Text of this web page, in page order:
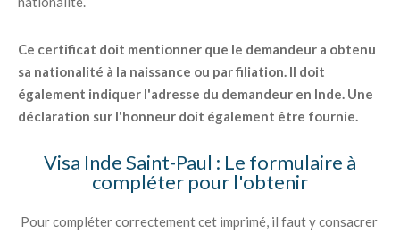
Ce certificat doit mentionner que le demandeur a obtenu
sa nationalité à la naissance ou par filiation. Il doit
également indiquer l'adresse du demandeur en Inde. Une
déclaration sur l'honneur doit également être fournie.
Visa Inde Saint-Paul : Le formulaire à
compléter pour l'obtenir
Pour compléter correctement cet imprimé, il faut y consacrer